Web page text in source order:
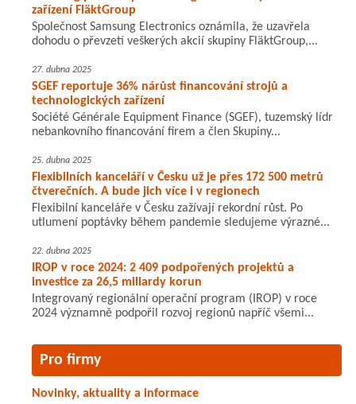
zařízení FläktGroup
Společnost Samsung Electronics oznámila, že uzavřela
dohodu o převzetí veškerých akcií skupiny FläktGroup,...
27. dubna 2025
SGEF reportuje 36% nárůst financování strojů a
technologických zařízení
Société Générale Equipment Finance (SGEF), tuzemský lídr
nebankovního financování firem a člen Skupiny...
25. dubna 2025
Flexibilních kanceláří v Česku už je přes 172 500 metrů
čtverečních. A bude jich více i v regionech
Flexibilní kanceláře v Česku zažívají rekordní růst. Po
utlumení poptávky během pandemie sledujeme výrazné...
22. dubna 2025
IROP v roce 2024: 2 409 podpořených projektů a
investice za 26,5 miliardy korun
Integrovaný regionální operační program (IROP) v roce
2024 významně podpořil rozvoj regionů napříč všemi...
Pro firmy
Novinky, aktuality a informace